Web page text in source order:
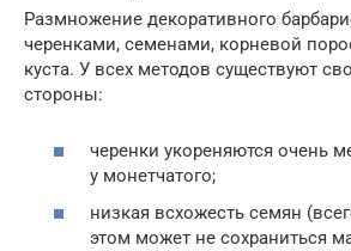
Размножение декоративного
черенками, семенами, корневой
куста. У всех методов существуют
стороны:
черенки укореняются очень
у монетчатого;
низкая всхожесть семян
этом может не сохраниться